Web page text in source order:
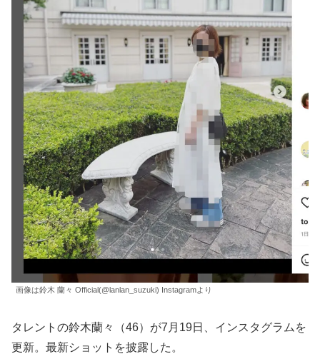
画像は鈴木 蘭々 Official(@lanlan_suzuki) Instagramより
タレントの鈴木蘭々（46）が7月19日、インスタグラムを
更新。最新ショットを披露した。